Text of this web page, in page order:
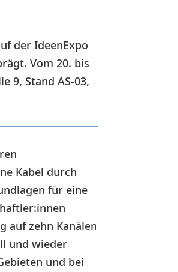
der IdeenExpo
Vom 20. bis
9, Stand AS-03,
Kabel durch
für eine
auf zehn Kanälen
und wieder
und bei